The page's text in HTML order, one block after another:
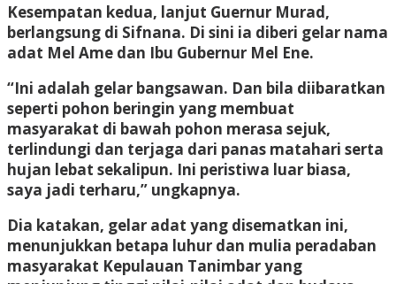
Kesempatan kedua, lanjut Guernur Murad,
berlangsung di Sifnana. Di sini ia diberi gelar nama
adat Mel Ame dan Ibu Gubernur Mel Ene.
“Ini adalah gelar bangsawan. Dan bila diibaratkan
seperti pohon beringin yang membuat
masyarakat di bawah pohon merasa sejuk,
terlindungi dan terjaga dari panas matahari serta
hujan lebat sekalipun. Ini peristiwa luar biasa,
saya jadi terharu,” ungkapnya.
Dia katakan, gelar adat yang disematkan ini,
menunjukkan betapa luhur dan mulia peradaban
masyarakat Kepulauan Tanimbar yang